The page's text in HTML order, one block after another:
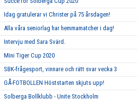
Idag gratulerar vi Christer på 75 årsdagen!
Alla våra seniorlag har hemmamatcher i dag!
Intervju med Sara Svärd.
Mini Tiger Cup 2020
SBK-frågesport, vinnare och rätt svar vecka 3
GÅ-FOTBOLLEN Höststarten skjuts upp!
Solberga Bollklubb - Unite Stockholm